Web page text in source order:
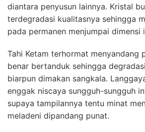
diantara penyusun lainnya. Kristal
terdegradasi kualitasnya sehingga
pada permanen menjumpai dimensi
Tahi Ketam terhormat menyandang
benar bertanduk sehingga
biarpun dimakan sangkala.
enggak niscaya sungguh-sungguh
supaya tampilannya tentu minat
meladeni dipandang punat.